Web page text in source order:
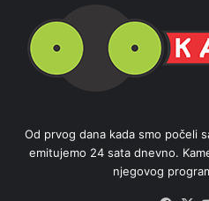
Od prvog dana kada smo počeli
emitujemo 24 sata dnevno.
njegovog